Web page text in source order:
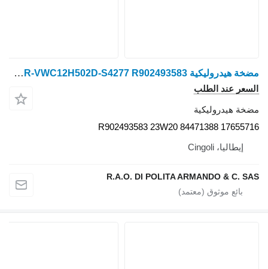
مضخة هيدروليكية Rexroth AA10CO45DFR1/52R-VWC12H502D-S4277 R902493583 لـ جرار بعجلات New Holland T1804,T1804B,T2104,T2304,T7.195,T7.215,T7.220,T7.230,T7.235,T7.245,T7.250,T7.260,T7.270,T7030,T7040,T7050,T7060
السعر عند الطلب
مضخة هيدروليكية
R902493583 23W20 84471388 17655716
إيطاليا، Cingoli
R.A.O. DI POLITA ARMANDO & C. SAS